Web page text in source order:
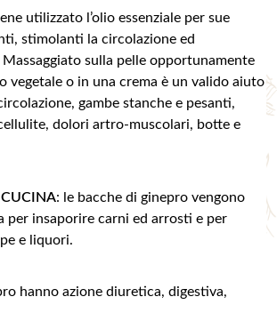
utilizzato l’olio essenziale per sue
stimolanti la circolazione ed
sulla pelle opportunamente
vegetale o in una crema è un valido aiuto
gambe stanche e pesanti,
dolori artro-muscolari, botte e
: le bacche di ginepro vengono
per insaporire carni ed arrosti e per
e liquori.
hanno azione diuretica, digestiva,